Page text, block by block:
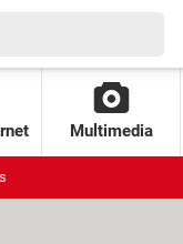
Multimedia